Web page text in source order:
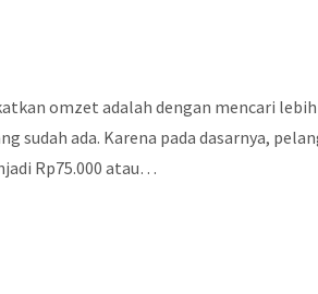
omzet adalah dengan mencari
ada. Karena pada dasarnya,
Rp75.000 atau…